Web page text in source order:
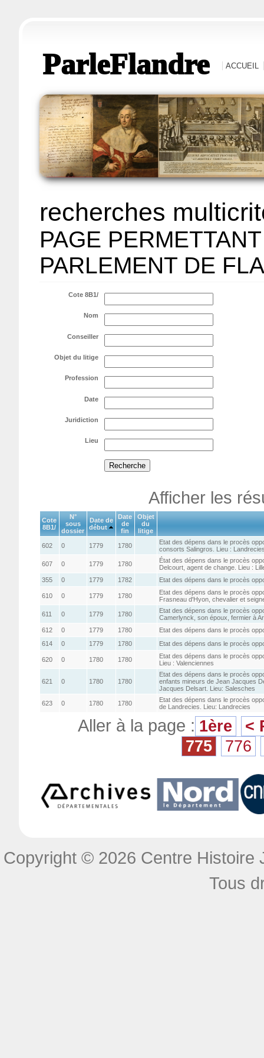
ParleFlandre ACCUEIL
recherches
PAGE
PARLEMENT DE
Cote 8B1/
Nom
Conseiller
Objet du litige
Profession
Date
Juridiction
Lieu
Afficher les
Cote
8B1/
N°
sous
dossier
Date de
début
Date
de
fin
Objet
du
litige
602 0 1779 1780
Etat des dépens dans le procès
consorts Salingros. Lieu :
607 0 1779 1780
État des dépens dans le procès
Delcourt, agent de change. Lieu :
355
0 1779 1782 Etat des dépens dans le procès
610 0 1779 1780
Etat des dépens dans le procès
Frasneau d'Hyon, chevalier et
611 0 1779 1780
Etat des dépens dans le procès
Camerlynck, son époux, fermier à
612
0 1779 1780
Etat des dépens dans le procès
614
0 1779 1780 Etat des dépens dans le procès
620 0 1780 1780
Etat des dépens dans le procès
Lieu : Valenciennes
621 0 1780 1780
Etat des dépens dans le procès
enfants mineurs de Jean Jacques
Jacques Delsart. Lieu: Salesches
623 0 1780 1780
Etat des dépens dans le procès
de Landrecies. Lieu: Landrecies
Aller à la page : 1ère
<
775
776
Copyright © 2026 Centre Histoire
Tous